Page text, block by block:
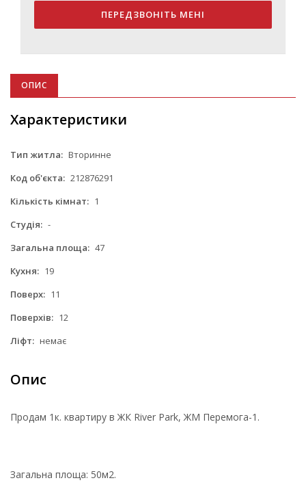
ПЕРЕДЗВОНІТЬ МЕНІ
ОПИС
Характеристики
Тип житла: Вторинне
Код об'єкта: 212876291
Кількість кімнат: 1
Студія: -
Загальна площа: 47
Кухня: 19
Поверх: 11
Поверхів: 12
Ліфт: немає
Опис
Продам 1к. квартиру в ЖК River Park, ЖМ Перемога-1.
Загальна площа: 50м2.